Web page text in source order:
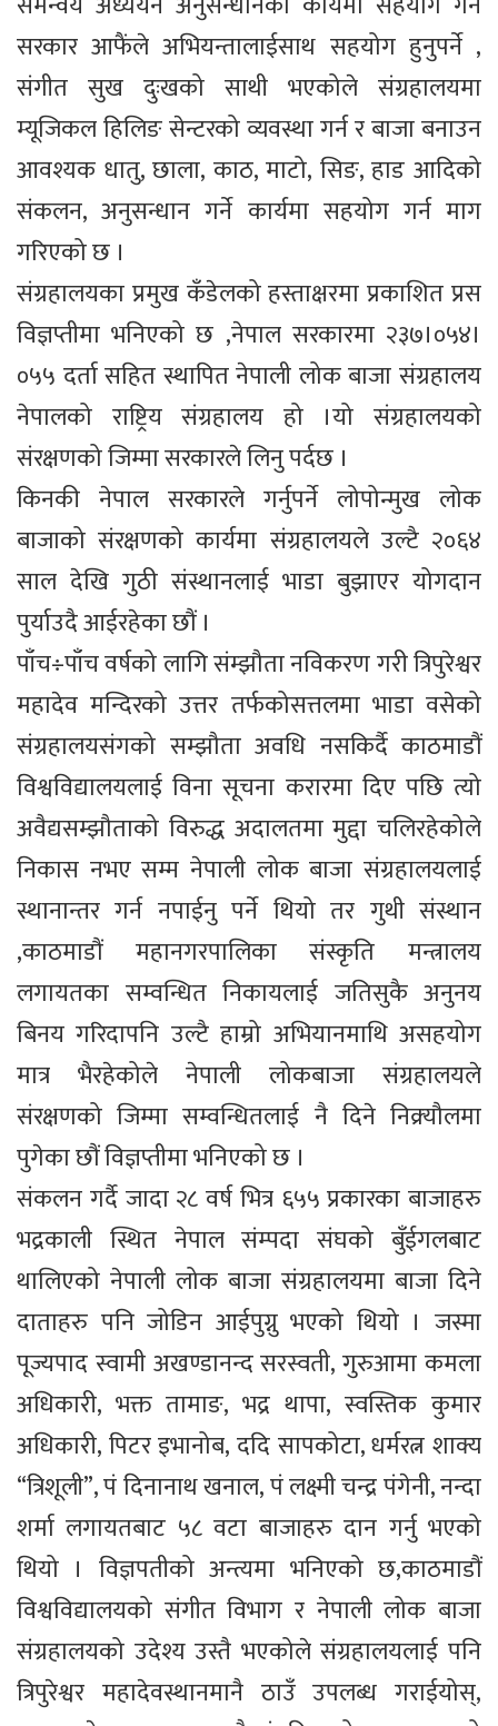
सरकार आफैंले अभियन्तालाईसाथ सहयोग हुनुपर्ने ,
संगीत सुख दुःखको साथी भएकोले संग्रहालयमा
म्यूजिकल हिलिङ सेन्टरको व्यवस्था गर्न र बाजा बनाउन
आवश्यक धातु, छाला, काठ, माटो, सिङ, हाड आदिको
संकलन, अनुसन्धान गर्ने कार्यमा सहयोग गर्न माग
गरिएको छ ।
संग्रहालयका प्रमुख कँडेलको हस्ताक्षरमा प्रकाशित प्रस
विज्ञप्तीमा भनिएको छ ,नेपाल सरकारमा २३७।०५४।
०५५ दर्ता सहित स्थापित नेपाली लोक बाजा संग्रहालय
नेपालको राष्ट्रिय संग्रहालय हो ।यो संग्रहालयको
संरक्षणको जिम्मा सरकारले लिनु पर्दछ ।
किनकी नेपाल सरकारले गर्नुपर्ने लोपोन्मुख लोक
बाजाको संरक्षणको कार्यमा संग्रहालयले उल्टै २०६४
साल देखि गुठी संस्थानलाई भाडा बुझाएर योगदान
पुर्याउदै आईरहेका छौं ।
पाँच÷पाँच वर्षको लागि संम्झौता नविकरण गरी त्रिपुरेश्वर
महादेव मन्दिरको उत्तर तर्फकोसत्तलमा भाडा वसेको
संग्रहालयसंगको सम्झौता अवधि नसकिर्दै काठमाडौं
विश्वविद्यालयलाई विना सूचना करारमा दिए पछि त्यो
अवैद्यसम्झौताको विरुद्ध अदालतमा मुद्दा चलिरहेकोले
निकास नभए सम्म नेपाली लोक बाजा संग्रहालयलाई
स्थानान्तर गर्न नपाईनु पर्ने थियो तर गुथी संस्थान
,काठमाडौं महानगरपालिका संस्कृति मन्त्रालय
लगायतका सम्वन्धित निकायलाई जतिसुकै अनुनय
बिनय गरिदापनि उल्टै हाम्रो अभियानमाथि असहयोग
मात्र भैरहेकोले नेपाली लोकबाजा संग्रहालयले
संरक्षणको जिम्मा सम्वन्धितलाई नै दिने निक्र्यौलमा
पुगेका छौं विज्ञप्तीमा भनिएको छ ।
संकलन गर्दै जादा २८ वर्ष भित्र ६५५ प्रकारका बाजाहरु
भद्रकाली स्थित नेपाल संम्पदा संघको बुँईगलबाट
थालिएको नेपाली लोक बाजा संग्रहालयमा बाजा दिने
दाताहरु पनि जोडिन आईपुग्नु भएको थियो । जस्मा
पूज्यपाद स्वामी अखण्डानन्द सरस्वती, गुरुआमा कमला
अधिकारी, भक्त तामाङ, भद्र थापा, स्वस्तिक कुमार
अधिकारी, पिटर इभानोब, ददि सापकोटा, धर्मरत्न शाक्य
“त्रिशूली”, पं दिनानाथ खनाल, पं लक्ष्मी चन्द्र पंगेनी, नन्दा
शर्मा लगायतबाट ५८ वटा बाजाहरु दान गर्नु भएको
थियो । विज्ञपतीको अन्त्यमा भनिएको छ,काठमाडौं
विश्वविद्यालयको संगीत विभाग र नेपाली लोक बाजा
संग्रहालयको उदेश्य उस्तै भएकोले संग्रहालयलाई पनि
त्रिपुरेश्वर महादेवस्थानमानै ठाउँ उपलब्ध गराईयोस्,